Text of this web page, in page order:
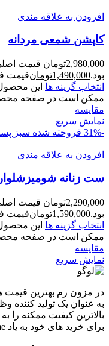
افزودن به علاقه مندی
کاپشن شمعی مردانه
2,980,000تومان
بود.1,490,000تومانقیمت فعلی:
انتخاب گزینه ها این
ممکن است در صفحه
مقايسه
نمایش سریع
-31%
فروخته شده سبز
افزودن به علاقه مندی
ست زنانه
2,290,000تومان
بود.1,590,000تومانقیمت فعلی:
انتخاب گزینه ها این
ممکن است در صفحه
مقايسه
نمایش سریع
در مزون رم بهترین قیمت
به عنوان یک تولید کننده
بالاترین کیفیت ممکنه را
برای خرید های خود به یاد mezon rome باشید